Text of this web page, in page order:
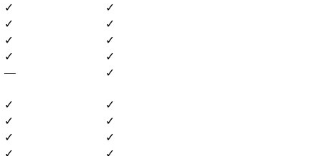
✓
✓
✓
✓
✓
✓
✓
✓
—
✓
✓
✓
✓
✓
✓
✓
✓ ✓